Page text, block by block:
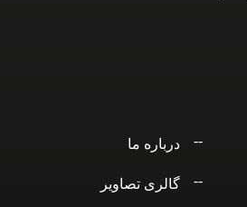
درباره ما
گالری تصاویر